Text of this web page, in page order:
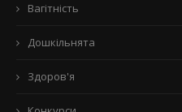
Вагітність
Дошкільнята
Здоров'я